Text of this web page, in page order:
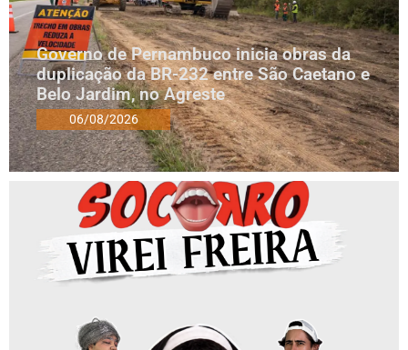
Governo de Pernambuco inicia obras da
duplicação da BR-232 entre São Caetano e
Belo Jardim, no Agreste
06/08/2026